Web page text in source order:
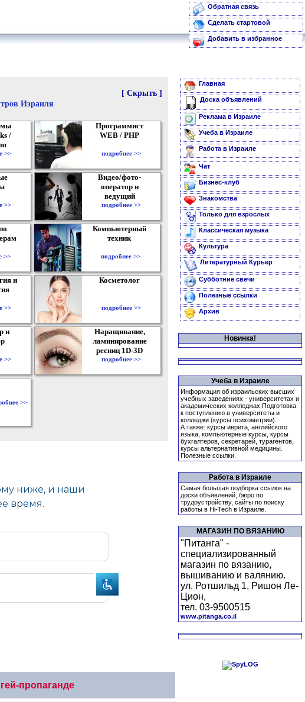
Обратная связь
Сделать стартовой
Добавить в избранное
[ Скрыть ]
Израиля
/
>>
Программист
WEB / PHP
подробнее >>
>>
Видео/фото-
оператор и
ведущий
подробнее >>
>>
Компьютерный
техник
подробнее >>
и
>>
Косметолог
подробнее >>
и
>>
Наращивание,
ламинирование
ресниц 1D-3D
подробнее >>
>>
пропаганде
Главная
Доска объявлений
Реклама в Израиле
Учеба в Израиле
Работа в Израиле
Чат
Бизнес-клуб
Знакомства
Только для взрослых
Классическая музыка
Культура
Литературный Курьер
Субботние свечи
Полезные ссылки
Архив
Новинка!
Учеба в Израиле
Информация об израильских высших
учебных заведениях - университетах и
академических колледжах.Подготовка
к поступлению в университеты и
колледжи (курсы психометрии).
А также: курсы иврита, английского
языка, компьютерные курсы, курсы
бухгалтеров, секретарей, турагентов,
курсы альтернативной медицины.
Полезные ссылки.
Работа в Израиле
Самая большая подборка ссылок на
доски объявлений, бюро по
трудоустройству, сайты по поиску
работы в Hi-Tech в Израиле.
МАГАЗИН ПО ВЯЗАНИЮ
"Питанга" -
специализированный
магазин по вязанию,
вышиванию и валянию.
ул. Ротшильд 1, Ришон Ле-
Цион,
тел. 03-9500515
www.pitanga.co.il